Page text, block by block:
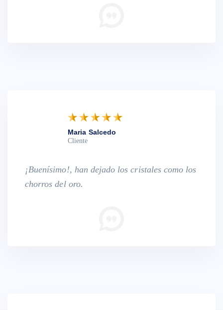
Maria Salcedo
Cliente
¡Buenísimo!, han dejado los cristales como los
chorros del oro.